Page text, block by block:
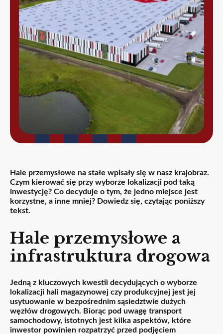
Hale przemysłowe na stałe wpisały się w nasz krajobraz.
Czym kierować się przy wyborze lokalizacji pod taką
inwestycję? Co decyduje o tym, że jedno miejsce jest
korzystne, a inne mniej? Dowiedz się, czytając poniższy
tekst.
Hale przemysłowe a
infrastruktura drogowa
Jedną z kluczowych kwestii decydujących o wyborze
lokalizacji hali magazynowej czy produkcyjnej jest jej
usytuowanie w bezpośrednim sąsiedztwie dużych
węzłów drogowych. Biorąc pod uwagę transport
samochodowy, istotnych jest kilka aspektów, które
inwestor powinien rozpatrzyć przed podjęciem